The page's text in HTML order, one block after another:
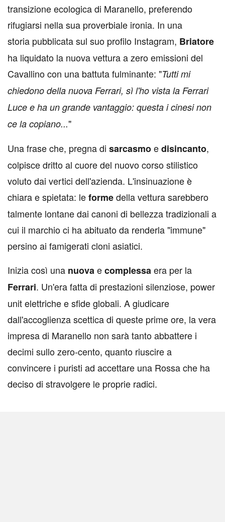
transizione ecologica di Maranello, preferendo
rifugiarsi nella sua proverbiale ironia. In una
storia pubblicata sul suo profilo Instagram, Briatore
ha liquidato la nuova vettura a zero emissioni del
Cavallino con una battuta fulminante: "Tutti mi
chiedono della nuova Ferrari, sì l'ho vista la Ferrari
Luce e ha un grande vantaggio: questa i cinesi non
ce la copiano..."
Una frase che, pregna di sarcasmoedisincanto,
colpisce dritto al cuore del nuovo corso stilistico
voluto dai vertici dell'azienda. L'insinuazione è
chiara e spietata: leformedella vettura sarebbero
talmente lontane dai canoni di bellezza tradizionali a
cui il marchio ci ha abituato da renderla "immune"
persino ai famigerati cloni asiatici.
Inizia così una nuovaecomplessaera per la
Ferrari. Un'era fatta di prestazioni silenziose, power
unit elettriche e sfide globali. A giudicare
dall'accoglienza scettica di queste prime ore, la vera
impresa di Maranello non sarà tanto abbattere i
decimi sullo zero-cento, quanto riuscire a
convincere i puristi ad accettare una Rossa che ha
deciso di stravolgere le proprie radici.